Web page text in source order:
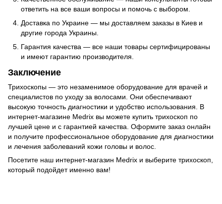
ответить на все ваши вопросы и помочь с выбором.
Доставка по Украине — мы доставляем заказы в Киев и
другие города Украины.
Гарантия качества — все наши товары сертифицированы
и имеют гарантию производителя.
Заключение
Трихоскопы — это незаменимое оборудование для врачей и
специалистов по уходу за волосами. Они обеспечивают
высокую точность диагностики и удобство использования. В
интернет-магазине Medrix вы можете купить трихоскоп по
лучшей цене и с гарантией качества. Оформите заказ онлайн
и получите профессиональное оборудование для диагностики
и лечения заболеваний кожи головы и волос.
Посетите наш интернет-магазин Medrix и выберите трихоскоп,
который подойдет именно вам!